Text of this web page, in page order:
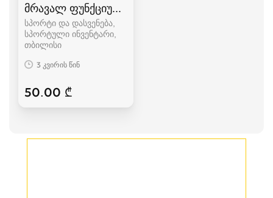
მრავალ ფუნქციური ტრენაჟორი
სპორტი და დასვენება,
სპორტული ინვენტარი
თბილისი
3 კვირის წინ
50.00 ₾